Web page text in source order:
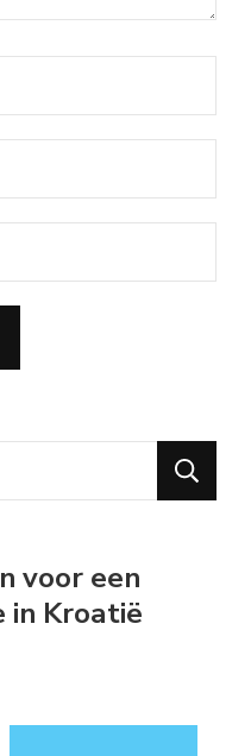
voor een
in Kroatië